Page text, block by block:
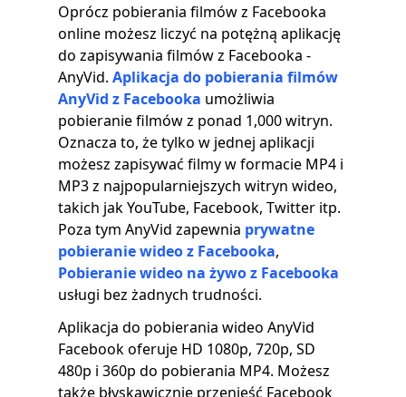
Oprócz pobierania filmów z Facebooka
online możesz liczyć na potężną aplikację
do zapisywania filmów z Facebooka -
AnyVid. Aplikacja do pobierania filmów
AnyVid z Facebooka umożliwia
pobieranie filmów z ponad 1,000 witryn.
Oznacza to, że tylko w jednej aplikacji
możesz zapisywać filmy w formacie MP4 i
MP3 z najpopularniejszych witryn wideo,
takich jak YouTube, Facebook, Twitter itp.
Poza tym AnyVid zapewnia prywatne
pobieranie wideo z Facebooka,
Pobieranie wideo na żywo z Facebooka
usługi bez żadnych trudności.
Aplikacja do pobierania wideo AnyVid
Facebook oferuje HD 1080p, 720p, SD
480p i 360p do pobierania MP4. Możesz
także błyskawicznie przenieść Facebook